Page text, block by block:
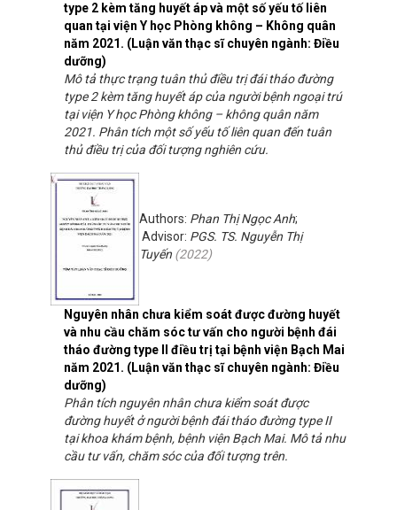
type 2 kèm tăng huyết áp và một số yếu tố liên
quan tại viện Y học Phòng không – Không quân
năm 2021. (Luận văn thạc sĩ chuyên ngành: Điều
dưỡng)
Mô tả thực trạng tuân thủ điều trị đái tháo đường
type 2 kèm tăng huyết áp của người bệnh ngoại trú
tại viện Y học Phòng không – không quân năm
2021. Phân tích một số yếu tố liên quan đến tuân
thủ điều trị của đối tượng nghiên cứu.
Nguyên nhân chưa kiểm soát được đường huyết
và nhu cầu chăm sóc tư vấn cho người bệnh đái
tháo đường type II điều trị tại bệnh viện Bạch Mai
năm 2021. (Luận văn thạc sĩ chuyên ngành: Điều
dưỡng)
Authors: Phan Thị Ngọc Anh;
Advisor: PGS. TS. Nguyễn Thị
Tuyến (2022)
Phân tích nguyên nhân chưa kiểm soát được
đường huyết ở người bệnh đái tháo đường type II
tại khoa khám bệnh, bệnh viện Bạch Mai. Mô tả nhu
cầu tư vấn, chăm sóc của đối tượng trên.